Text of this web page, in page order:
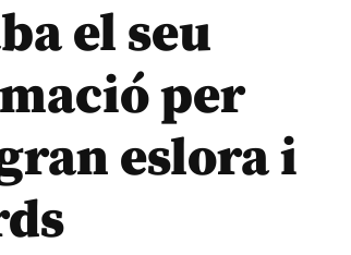
el seu
per
eslora i